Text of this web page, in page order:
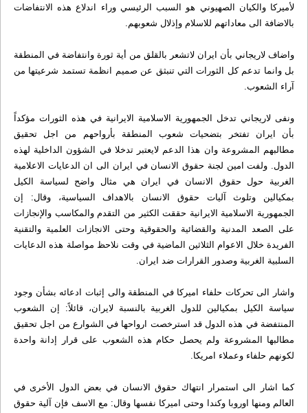
لأميركا والكيان الصهيوني هو السبب الرئيسي وراء اندلاع هذه الانتفاضات
بالاضافة الى معاداتهم للاسلام وإذلال شعوبهم.
واضاف لاريجاني بأن ايران لاتشعر بالقلق من أية ثورة وانتفاضة في المنطقة
بل وانما تدعم كل الثورات التي تنبثق عن صميم انظمة تستمد شرعيتها من
آراء الشعوب.
ونفى لاريجاني تدخل الجمهورية الاسلامية الايرانية في هذه الثورات مؤكداً
بأن ايران تفتخر بتضحيات شعوب المنطقة بأرواحهم من اجل تحقيق
مطالبهم المشروعة وان هذا الدعم لايعتبر تدخلا في الشؤون الداخلية لهذه
الدول. ولفت امين لجنة حقوق الانسان في ايران الى ان الدعايات الاعلامية
الغربية حول حقوق الانسان في ايران هي مثال واضح لسياسة الكيل
بمكيالين وتلوث آليات حقوق الانسان بالاهداف السياسية، وقال: إن
الجمهورية الاسلامية الايرانية حققت الكثير من التقدم والمكاسب والإنجازات
على الصعد المدنية والقضائية والحقوقية وحتى الانجازات العلمية والتقنية
الفريدة خلال الاعوام الثلاثين الماضية في وقت نلاحظ مواصلة هذه الدعايات
السلبية الغربية وصدور القرارات ضد ايران.
واشار الى تحركات حلفاء اميركا في المنطقة والى إثبات ادعائه بشأن وجود
سياسة الكيل بمكيالين للدول الغربية بالنسبة لايران، قائلاً: إن الشعوب
المنتفضة في هذه الدول قد استرخصت ارواحها في الشوارع من اجل تحقيق
مطالبها المشروعة ولم يحصل حكام هذه الشعوب على قرار إدانة واحدة
لكونهم حلفاء وعملاء امريكا.
كما اشار الى استمرار انتهاك حقوق الانسان في بعض الدول الأخرى في
العالم ومنها اوروبا وكندا وحتى اميركا نفسها وقال: مع الاسف فإن آلية حقوق